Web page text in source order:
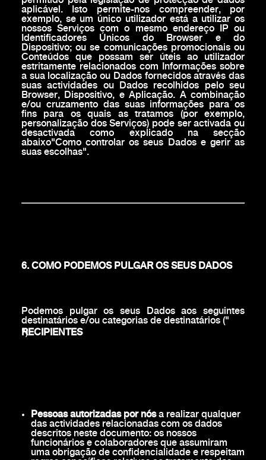
aplicável. Isto permite-nos compreender, por
exemplo, se um único utilizador está a utilizar os
nossos Serviços com o mesmo endereço IP ou
Identificadores Únicos do Browser e do
Dispositivo; ou se comunicações promocionais ou
Conteúdos que possam ser úteis ao utilizador
estritamente relacionados com Informações sobre
a sua localização ou Dados fornecidos através das
suas actividades ou Dados recolhidos pelo seu
Browser, Dispositivo, e Aplicação. A combinação
e/ou cruzamento das suas informações para os
fins para os quais as tratamos (por exemplo,
personalização dos Serviços) pode ser activada ou
desactivada como explicado na secção
abaixo"Como controlar os seus Dados e gerir as
suas escolhas".
6. COMO PODEMOS PULGAR OS SEUS DADOS
Podemos pulgar os seus Dados aos seguintes
destinatários e/ou categorias de destinatários ("
RECIPIENTES
"):
Pessoas autorizadas por nósa realizar qualquer
das actividades relacionadas com os dados
descritos neste documento: os nossos
funcionários e colaboradores que assumiram
uma obrigação de confidencialidade e respeitam